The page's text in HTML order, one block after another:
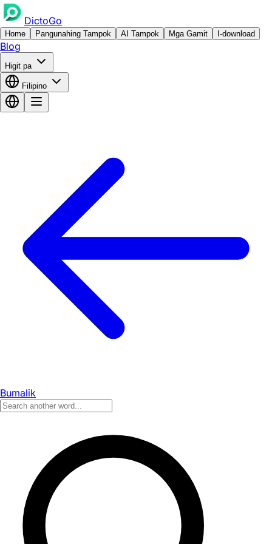
DictoGo
Home Pangunahing Tampok AI Tampok Mga Gamit I-download
Blog
Higit pa
Filipino
Bumalik